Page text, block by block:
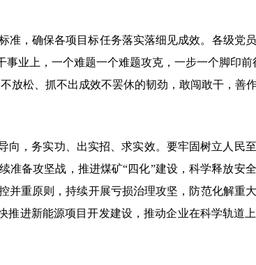
，确保各项目标任务落实落细见成效。各级党
业上，一个难题一个难题攻克，一步一个脚印
放松、抓不出成效不罢休的韧劲，敢闯敢干，善
，务实功、出实招、求实效。要牢固树立人民
备攻坚战，推进煤矿“四化”建设，科学释放安
重原则，持续开展亏损治理攻坚，防范化解重
进新能源项目开发建设，推动企业在科学轨道